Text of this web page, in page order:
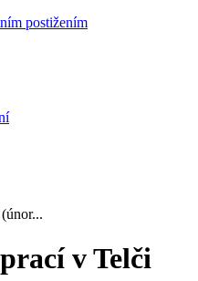
postižením
v Telči